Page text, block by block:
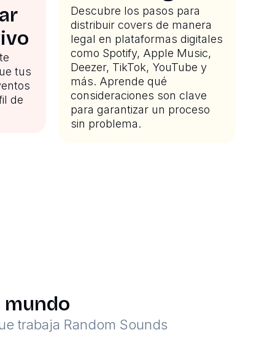
tus
de
Descubre los pasos para
distribuir covers de manera
legal en plataformas digitales
como Spotify, Apple Music,
Deezer, TikTok, YouTube y
más. Aprende qué
consideraciones son clave
para garantizar un proceso
sin problema.
trabaja Random Sounds